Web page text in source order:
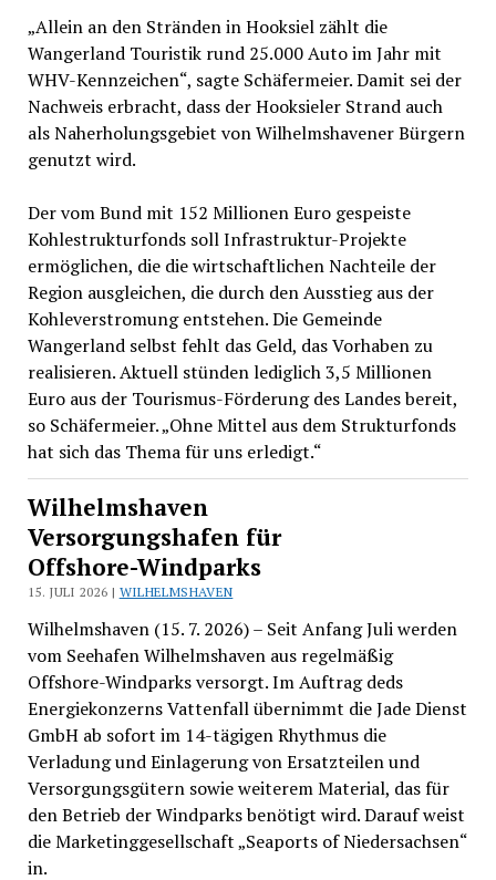
„Allein an den Stränden in Hooksiel zählt die
Wangerland Touristik rund 25.000 Auto im Jahr mit
WHV-Kennzeichen“, sagte Schäfermeier. Damit sei der
Nachweis erbracht, dass der Hooksieler Strand auch
als Naherholungsgebiet von Wilhelmshavener Bürgern
genutzt wird.
Der vom Bund mit 152 Millionen Euro gespeiste
Kohlestrukturfonds soll Infrastruktur-Projekte
ermöglichen, die die wirtschaftlichen Nachteile der
Region ausgleichen, die durch den Ausstieg aus der
Kohleverstromung entstehen. Die Gemeinde
Wangerland selbst fehlt das Geld, das Vorhaben zu
realisieren. Aktuell stünden lediglich 3,5 Millionen
Euro aus der Tourismus-Förderung des Landes bereit,
so Schäfermeier. „Ohne Mittel aus dem Strukturfonds
hat sich das Thema für uns erledigt.“
Wilhelmshaven
Versorgungshafen für
Offshore-Windparks
15. JULI 2026 | WILHELMSHAVEN
Wilhelmshaven (15. 7. 2026) – Seit Anfang Juli werden
vom Seehafen Wilhelmshaven aus regelmäßig
Offshore-Windparks versorgt. Im Auftrag deds
Energiekonzerns Vattenfall übernimmt die Jade Dienst
GmbH ab sofort im 14-tägigen Rhythmus die
Verladung und Einlagerung von Ersatzteilen und
Versorgungsgütern sowie weiterem Material, das für
den Betrieb der Windparks benötigt wird. Darauf weist
die Marketinggesellschaft „Seaports of Niedersachsen“
in.